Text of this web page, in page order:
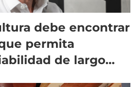
debe encontrar
permita
de largo